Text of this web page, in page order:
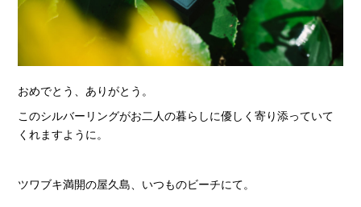
おめでとう、ありがとう。
このシルバーリングがお二人の暮らしに優しく寄り添っていて
くれますように。
ツワブキ満開の屋久島、いつものビーチにて。